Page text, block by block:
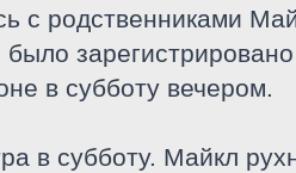
с родственниками
в субботу вечером.
в субботу. Майкл